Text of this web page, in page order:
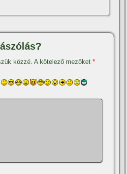
közzé. A kötelező mezőket*